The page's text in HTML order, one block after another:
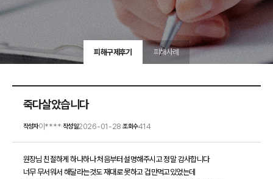
피해구제후기 피해사례
죽다살았습니다
작성자이**** 작성일2026-01-28 |조회수414
원장님 친절하게 하나하나 처음부터 설명해주시고 정말 감사합니다
너무 무서워서 해달라는것도 재대로 못하고 겁만먹고있었는데